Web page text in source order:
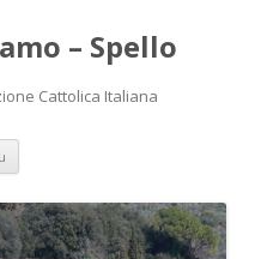
– Spello
Cattolica Italiana
Vai
contenuto